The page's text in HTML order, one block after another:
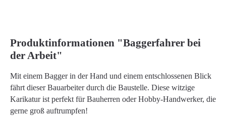
Produktinformationen "Baggerfahrer bei
der Arbeit"
Mit einem Bagger in der Hand und einem entschlossenen Blick
fährt dieser Bauarbeiter durch die Baustelle. Diese witzige
Karikatur ist perfekt für Bauherren oder Hobby-Handwerker, die
gerne groß auftrumpfen!